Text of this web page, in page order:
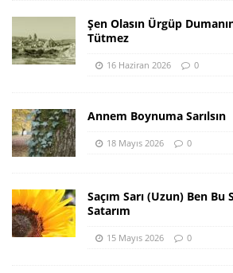
Şen Olasın Ürgüp
Tütmez
16 Haziran 2026 0
Annem Boynuma Sarılsın
18 Mayıs 2026 0
Saçım Sarı (Uzun) Ben Bu
Satarım
15 Mayıs 2026 0